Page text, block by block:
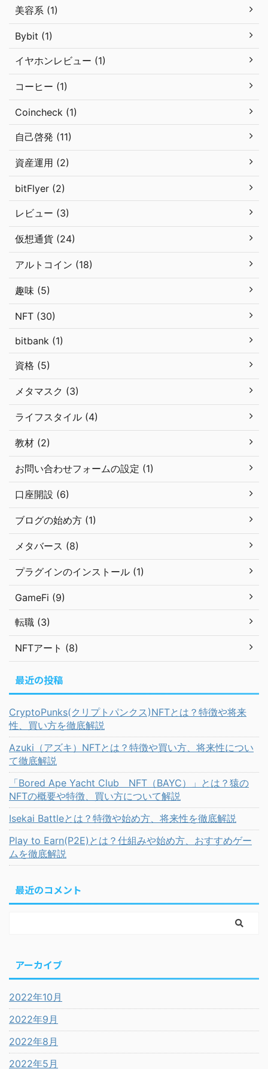
美容系 (1)
Bybit (1)
イヤホンレビュー (1)
コーヒー (1)
Coincheck (1)
自己啓発 (11)
資産運用 (2)
bitFlyer (2)
レビュー (3)
仮想通貨 (24)
アルトコイン (18)
趣味 (5)
NFT (30)
bitbank (1)
資格 (5)
メタマスク (3)
ライフスタイル (4)
教材 (2)
お問い合わせフォームの設定 (1)
口座開設 (6)
ブログの始め方 (1)
メタバース (8)
プラグインのインストール (1)
GameFi (9)
転職 (3)
NFTアート (8)
最近の投稿
CryptoPunks(クリプトパンクス)NFTとは？特徴や将来
性、買い方を徹底解説
Azuki（アズキ）NFTとは？特徴や買い方、将来性につい
て徹底解説
「Bored Ape Yacht Club NFT（BAYC）」とは？猿の
NFTの概要や特徴、買い方について解説
Isekai Battleとは？特徴や始め方、将来性を徹底解説
Play to Earn(P2E)とは？仕組みや始め方、おすすめゲー
ムを徹底解説
最近のコメント
アーカイブ
2022年10月
2022年9月
2022年8月
2022年5月